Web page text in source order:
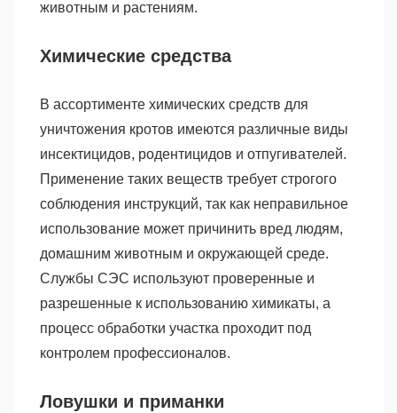
животным и растениям.
Химические средства
В ассортименте химических средств для
уничтожения кротов имеются различные виды
инсектицидов, родентицидов и отпугивателей.
Применение таких веществ требует строгого
соблюдения инструкций, так как неправильное
использование может причинить вред людям,
домашним животным и окружающей среде.
Службы СЭС используют проверенные и
разрешенные к использованию химикаты, а
процесс обработки участка проходит под
контролем профессионалов.
Ловушки и приманки